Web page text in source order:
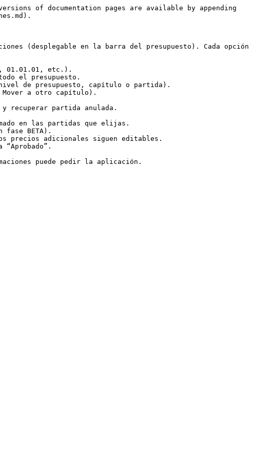
of documentation pages are available by appending
(desplegable en la barra del presupuesto). Cada opción
01.01.01, etc.).
el presupuesto.
de presupuesto, capítulo o partida).
Mover a otro capítulo).
recuperar partida anulada.
en las partidas que elijas.
BETA).
precios adicionales siguen editables.